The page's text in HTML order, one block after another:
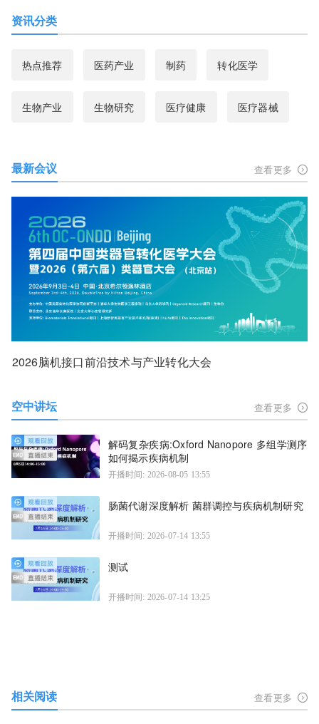
资讯分类
热点推荐 医药产业 制药 转化医学
生物产业 生物研究 医疗健康 医疗器械
最新会议 查看更多
2026脑机接口前沿技术与产业转化大会
空中讲坛 查看更多
解码复杂疾病:Oxford Nanopore 多组学测序
如何揭示疾病机制
开播时间: 2026-08-05 13:55
肠菌代谢深度解析 菌群调控与疾病机制研究
开播时间: 2026-07-14 13:55
测试
开播时间: 2026-07-14 13:25
相关阅读 查看更多